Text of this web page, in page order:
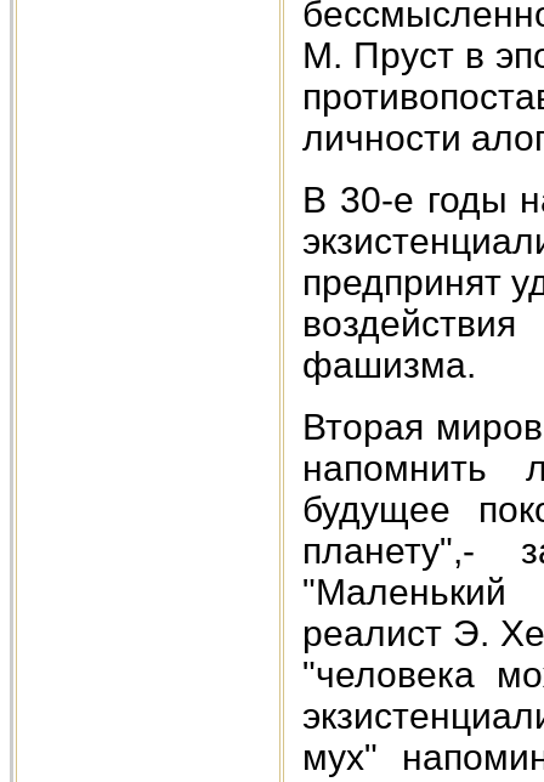
М. Пруст в
личности
В 30-е годы
предпринят
фашизма.
Вторая
напомнить
будущее
планету",-
реалист Э.
"человека
мух"